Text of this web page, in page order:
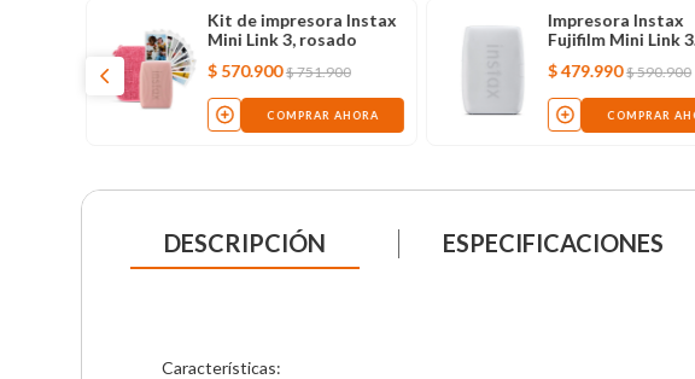
Kit de impresora Instax
Mini Link 3, rosado
$ 570.900 $751.900
COMPRAR AHORA
Impresora Instax
Fujifilm Mini Link 3
blanco
$479.990 $590.900
COMPRAR
DESCRIPCIÓN ESPECIFICACIONES
Características: